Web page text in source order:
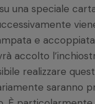
una speciale
e
accolto
realizzare
saranno